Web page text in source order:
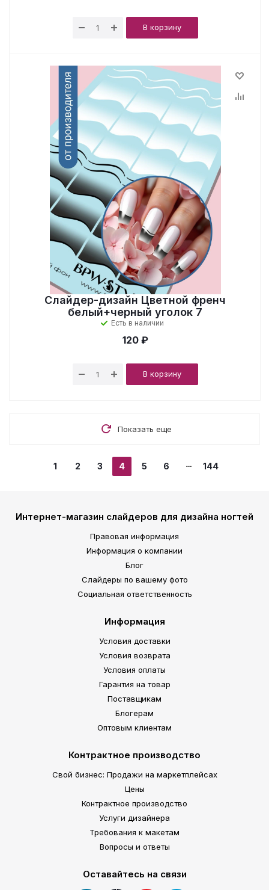
В корзину
Слайдер-дизайн Цветной френч
белый+черный уголок 7
Есть в наличии
120 ₽
В корзину
Показать еще
1 2 3 4 5 6 144
Интернет-магазин слайдеров для дизайна ногтей
Правовая информация
Информация о компании
Блог
Слайдеры по вашему фото
Социальная ответственность
Информация
Условия доставки
Условия возврата
Условия оплаты
Гарантия на товар
Поставщикам
Блогерам
Оптовым клиентам
Контрактное производство
Свой бизнес: Продажи на маркетплейсах
Цены
Контрактное производство
Услуги дизайнера
Требования к макетам
Вопросы и ответы
Оставайтесь на связи